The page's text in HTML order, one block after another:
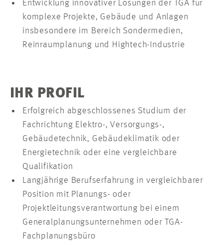
Entwicklung innovativer Lösungen der TGA für
komplexe Projekte, Gebäude und Anlagen
insbesondere im Bereich Sondermedien,
Reinraumplanung und Hightech-Industrie
IHR PROFIL
Erfolgreich abgeschlossenes Studium der
Fachrichtung Elektro-, Versorgungs-,
Gebäudetechnik, Gebäudeklimatik oder
Energietechnik oder eine vergleichbare
Qualifikation
Langjährige Berufserfahrung in vergleichbarer
Position mit Planungs- oder
Projektleitungsverantwortung bei einem
Generalplanungsunternehmen oder TGA-
Fachplanungsbüro